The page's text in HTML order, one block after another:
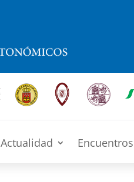
Actualidad Encuentros